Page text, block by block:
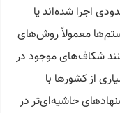
اجرا شده‌اند یا
معمولاً روش‌های
شکاف‌های موجود در
از کشورها با
حاشیه‌ای‌تر در